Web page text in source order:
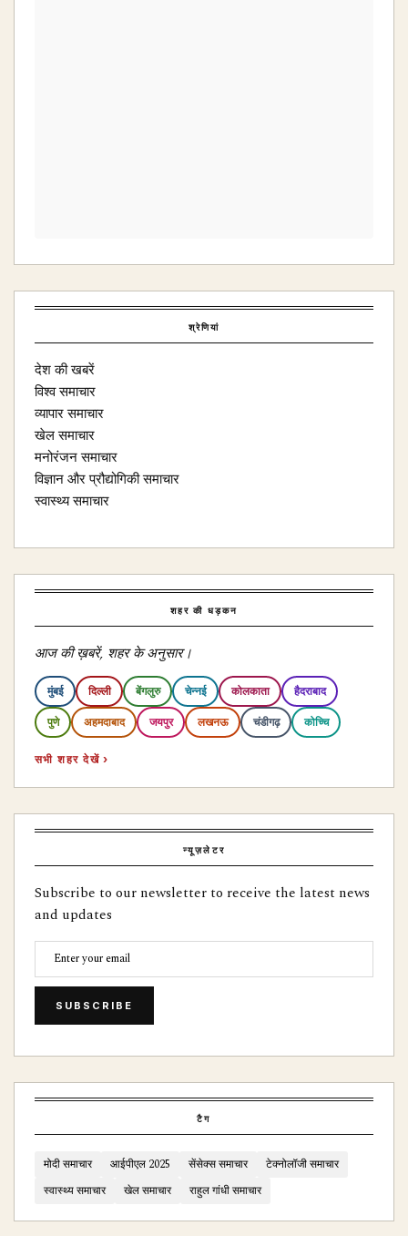
श्रेणियां
देश की खबरें
विश्व समाचार
व्यापार समाचार
खेल समाचार
मनोरंजन समाचार
विज्ञान और प्रौद्योगिकी समाचार
स्वास्थ्य समाचार
शहर की धड़कन
आज की ख़बरें, शहर के अनुसार।
मुंबई दिल्ली बेंगलुरु चेन्नई कोलकाता हैदराबाद
पुणे अहमदाबाद जयपुर लखनऊ चंडीगढ़ कोच्चि
सभी शहर देखें ›
न्यूज़लेटर
Subscribe to our newsletter to receive the latest news
and updates
SUBSCRIBE
टैग
मोदी समाचार आईपीएल 2025 सेंसेक्स समाचार
टेक्नोलॉजी समाचार
स्वास्थ्य समाचार
खेल समाचार राहुल गांधी समाचार